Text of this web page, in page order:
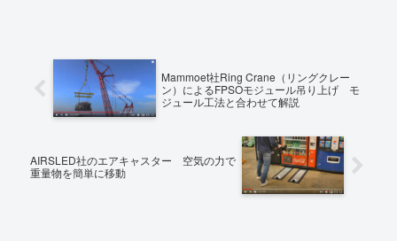
Mammoet社Ring Crane（リングクレー
ン）によるFPSOモジュール吊り上げ モ
ジュール工法と合わせて解説
AIRSLED社のエアキャスター 空気の力で
重量物を簡単に移動